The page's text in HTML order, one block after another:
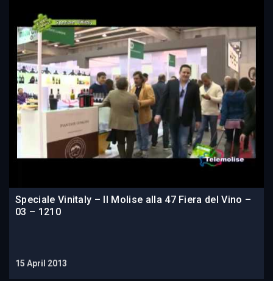
Speciale Vinitaly – Il Molise alla 47 Fiera del Vino –
03 – 1210
15 April 2013